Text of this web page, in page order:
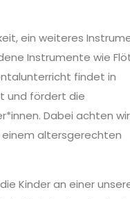
ein weiteres
Instrumente wie
findet in
und fördert die
Dabei achten wir
einem altersgerechten
Kinder an einer